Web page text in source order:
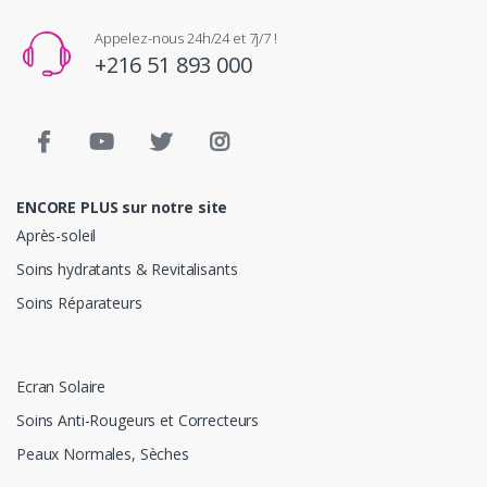
Appelez-nous 24h/24 et 7j/7 !
+216 51 893 000
ENCORE PLUS sur notre site
Après-soleil
Soins hydratants & Revitalisants
Soins Réparateurs
Ecran Solaire
Soins Anti-Rougeurs et Correcteurs
Peaux Normales, Sèches